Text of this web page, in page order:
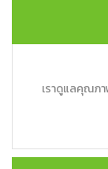
เราดูแลคุณภ